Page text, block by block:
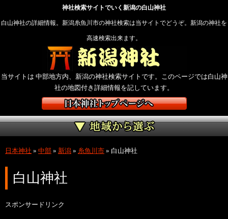
神社検索サイトでいく新潟の白山神社
白山神社の詳細情報。新潟糸魚川市の神社検索は当サイトでどうぞ。新潟の神社を
高速検索出来ます。
当サイトは 中部地方内、新潟の神社検索サイトです。このページでは白山神
社の地図付き詳細情報を記しています。
日本神社 » 中部 » 新潟 » 糸魚川市 » 白山神社
白山神社
スポンサードリンク